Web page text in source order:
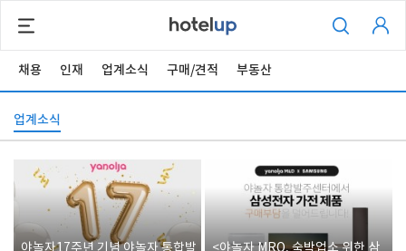
채용 인재 업계소식 구매/견적 부동산
업계소식